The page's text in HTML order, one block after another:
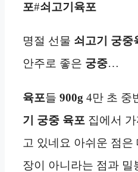
포#쇠고기 육포
명절 선물 쇠고기 궁중
안주로 좋은 궁중…
육포들 900g 4만 초 중
기 궁중 육포 집에서
고 있네요 아쉬운 점
장이 아니라는 점과 밀